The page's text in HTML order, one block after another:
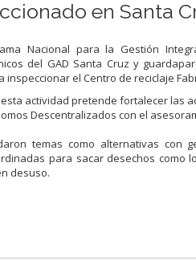
en Santa
Nacional para la Gestión
del GAD Santa Cruz y
el Centro de reciclaje
actividad pretende fortalecer las
Descentralizados con el
temas como alternativas con
para sacar desechos como
desuso.